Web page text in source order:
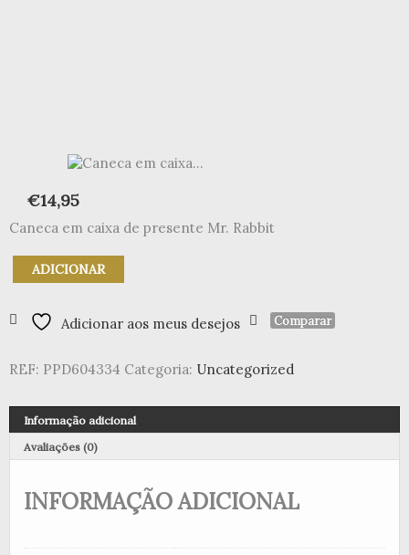
€14,95
Caneca em caixa de presente Mr. Rabbit
Quantidade
de
em
caixa
presente
Rabbit
ADICIONAR
Adicionar aos meus desejos Comparar
REF: PPD604334 Categoria: Uncategorized
Informação adicional
Avaliações (0)
INFORMAÇÃO ADICIONAL